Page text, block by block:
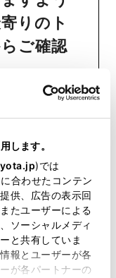
します。
)では
合わせたコンテン
供、広告の表示回
たユーザーによる
ソーシャルメディ
と共有していま
報とユーザーが各
が各パートナーの
りのト
ご確認
、修理等
ルマの状
ざいま
ーダーを
め、弊社
のご注文
）